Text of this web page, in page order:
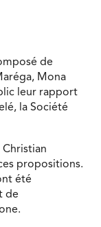
de
Mona
leur rapport
la Société
propositions.
été
de